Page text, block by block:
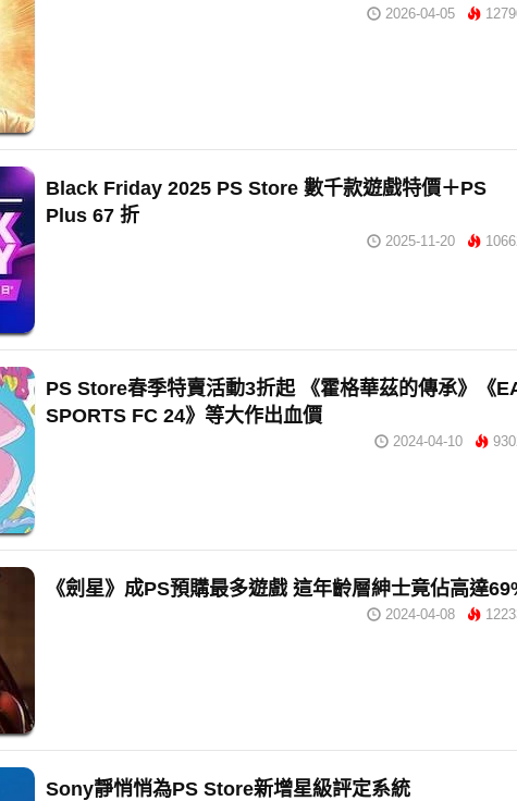
2026-04-05
Black Friday 2025 PS Store 數千款遊戲特價＋PS
Plus 67 折
2025-11-20
PS Store春季特賣活動3折起 《霍格華茲的傳承》《
SPORTS FC 24》等大作出血價
2024-04-10
《劍星》成PS預購最多遊戲 這年齡層紳士竟佔高達
2024-04-08
Sony靜悄悄為PS Store新增星級評定系統